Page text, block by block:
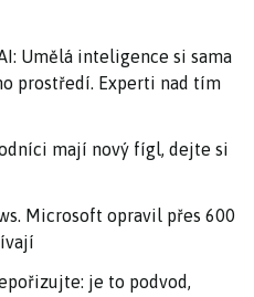
Umělá inteligence si sama
prostředí. Experti nad tím
mají nový fígl, dejte si
Microsoft opravil přes 600
je to podvod,